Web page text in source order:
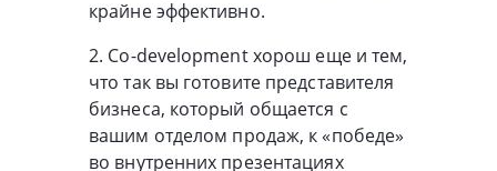
крайне эффективно.
2. Сo-development хорош еще и тем,
что так вы готовите представителя
бизнеса, который общается с
вашим отделом продаж, к «победе»
во внутренних презентациях